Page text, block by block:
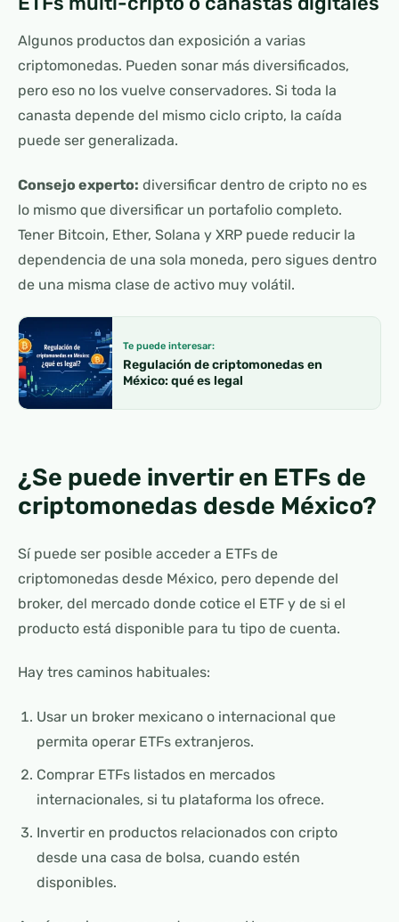
Algunos productos dan exposición a varias
criptomonedas. Pueden sonar más diversificados,
pero eso no los vuelve conservadores. Si toda la
canasta depende del mismo ciclo cripto, la caída
puede ser generalizada.
Consejo experto: diversificar dentro de cripto no es
lo mismo que diversificar un portafolio completo.
Tener Bitcoin, Ether, Solana y XRP puede reducir la
dependencia de una sola moneda, pero sigues dentro
de una misma clase de activo muy volátil.
Te puede interesar:
Regulación de criptomonedas en
México: qué es legal
¿Se puede invertir en ETFs de
criptomonedas desde México?
Sí puede ser posible acceder a ETFs de
criptomonedas desde México, pero depende del
broker, del mercado donde cotice el ETF y de si el
producto está disponible para tu tipo de cuenta.
Hay tres caminos habituales:
Usar un broker mexicano o internacional que
permita operar ETFs extranjeros.
Comprar ETFs listados en mercados
internacionales, si tu plataforma los ofrece.
Invertir en productos relacionados con cripto
desde una casa de bolsa, cuando estén
disponibles.